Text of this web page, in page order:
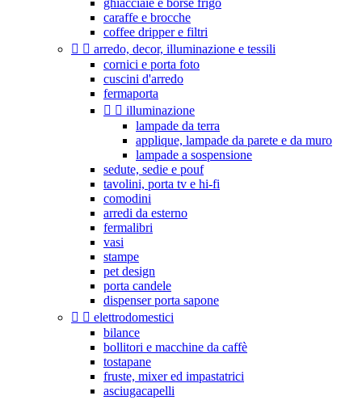
ghiacciaie e borse frigo
caraffe e brocche
coffee dripper e filtri
  arredo, decor, illuminazione e tessili
cornici e porta foto
cuscini d'arredo
fermaporta
  illuminazione
lampade da terra
applique, lampade da parete e da muro
lampade a sospensione
sedute, sedie e pouf
tavolini, porta tv e hi-fi
comodini
arredi da esterno
fermalibri
vasi
stampe
pet design
porta candele
dispenser porta sapone
  elettrodomestici
bilance
bollitori e macchine da caffè
tostapane
fruste, mixer ed impastatrici
asciugacapelli